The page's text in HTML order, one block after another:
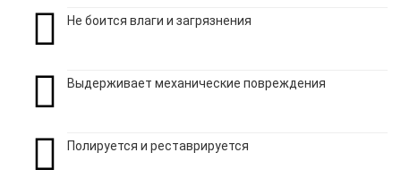
Не боится влаги и загрязнения
Выдерживает механические повреждения
Полируется и реставрируется